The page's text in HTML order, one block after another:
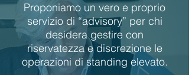
Proponiamo un vero e proprio
servizio di “advisory” per chi
desidera gestire con
riservatezza e discrezione le
operazioni di standing elevato.